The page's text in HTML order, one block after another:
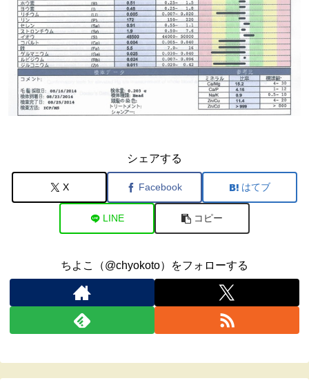
シェアする
X Facebook はてブ
LINE コピー
ちよこ（@chyokoto）をフォローする